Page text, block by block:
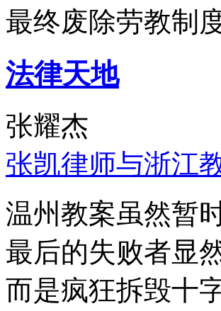
最终废除劳教制度
法律天地
张耀杰
张凯律师与浙江
温州教案虽然暂
最后的失败者显
而是疯狂拆毁十